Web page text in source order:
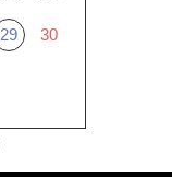
29 30